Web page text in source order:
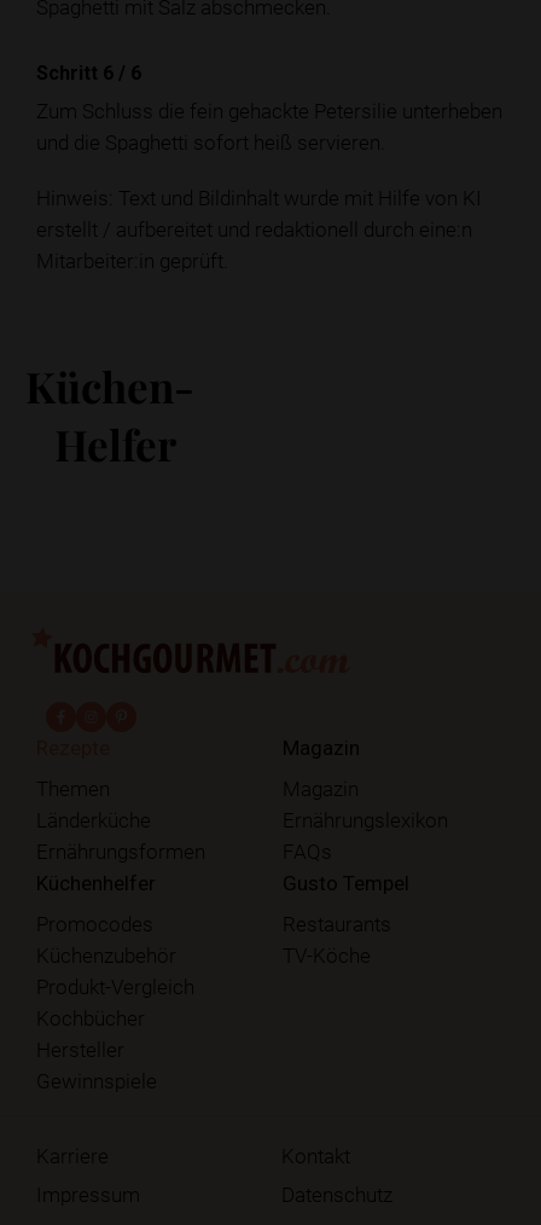
Spaghetti mit Salz abschmecken.
Schritt 6 / 6
Zum Schluss die fein gehackte Petersilie unterheben
und die Spaghetti sofort heiß servieren.
Hinweis: Text und Bildinhalt wurde mit Hilfe von KI
erstellt / aufbereitet und redaktionell durch eine:n
Mitarbeiter:in geprüft.
Küchen-
Helfer
Themen
Länderküche
Ernährungsformen
Magazin
Magazin
Ernährungslexikon
FAQs
Küchenhelfer
Promocodes
Küchenzubehör
Produkt-Vergleich
Kochbücher
Hersteller
Gewinnspiele
Gusto Tempel
Restaurants
TV-Köche
Karriere
Kontakt
Impressum
Datenschutz